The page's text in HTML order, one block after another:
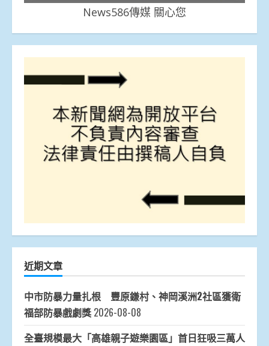
News586傳媒 關心您
近期文章
中市防暴力量扎根 豐原鎌村、神岡溪洲2社區獲衛
福部防暴戲劇獎 2026-08-08
全臺規模最大「高雄親子遊樂園區」首日狂吸三萬人